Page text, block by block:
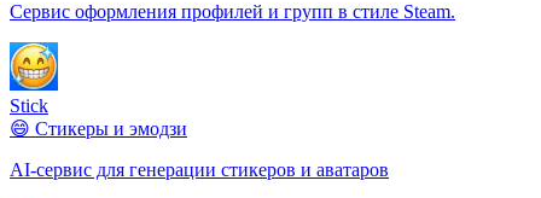
Сервис оформления профилей и групп в стиле Steam.
Stick
😄 Стикеры и эмодзи
AI-сервис для генерации стикеров и аватаров